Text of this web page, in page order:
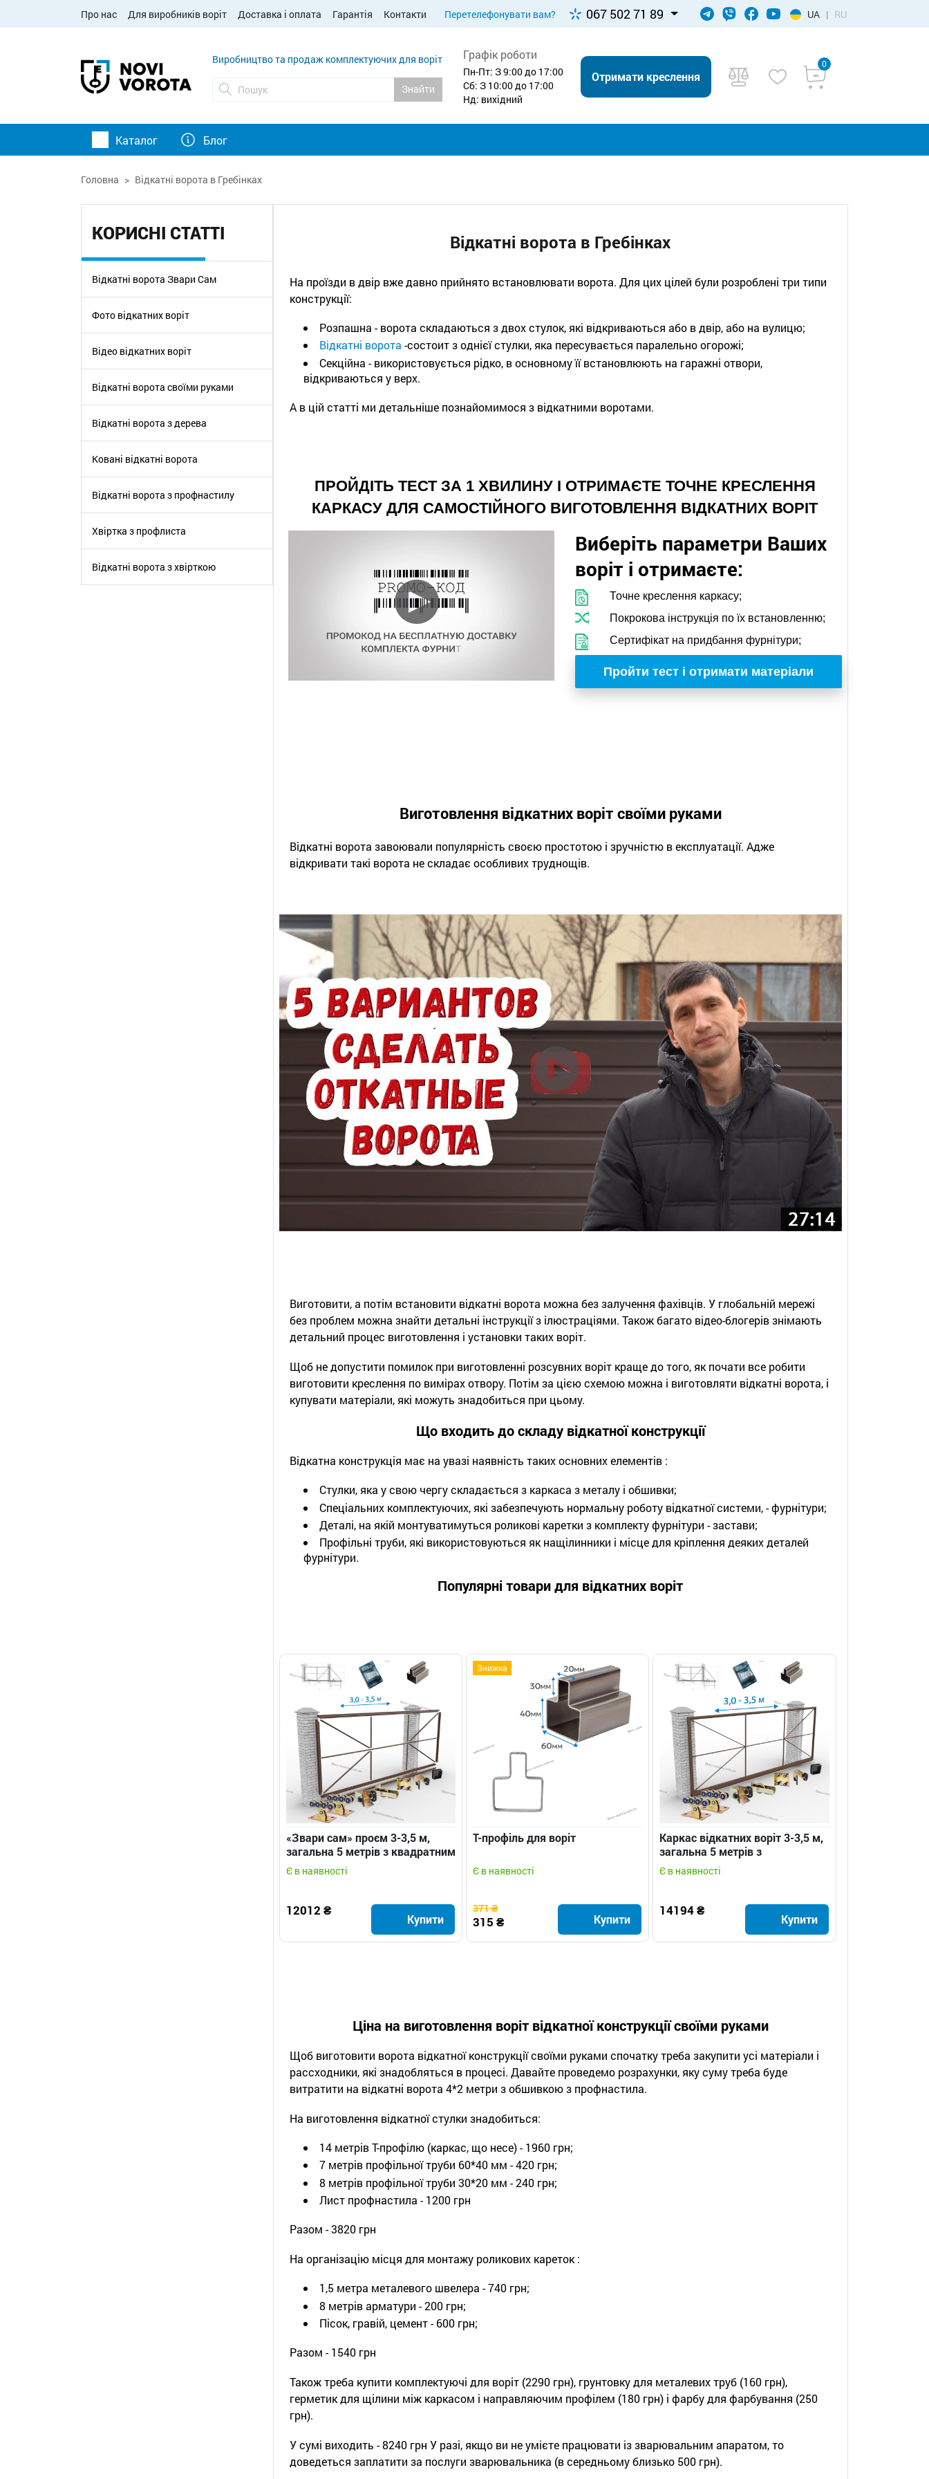
Про нас Для виробників воріт Доставка і оплата Гарантія Контакти Перетелефонувати вам? 067 502 71 89 UA | RU
Виробництво та продаж комплектуючих для воріт
Знайти
Графік роботи
Пн-Пт: З 9:00 до 17:00
Сб: З 10:00 до 17:00
Нд: вихідний
Отримати креслення
0
Каталог Блог
Головна Відкатні ворота в Гребінках
КОРИСНІ СТАТТІ
Відкатні ворота Звари Сам
Фото відкатних воріт
Відео відкатних воріт
Відкатні ворота своїми руками
Відкатні ворота з дерева
Ковані відкатні ворота
Відкатні ворота з профнастилу
Хвіртка з профлиста
Відкатні ворота з хвірткою
Відкатні ворота в Гребінках
На проїзди в двір вже давно прийнято встановлювати ворота. Для цих цілей були розроблені три типи
конструкції:
Розпашна - ворота складаються з двох стулок, які відкриваються або в двір, або на вулицю;
Відкатні ворота -состоит з однієї стулки, яка пересувається паралельно огорожі;
Секційна - використовується рідко, в основному її встановлюють на гаражні отвори,
відкриваються у верх.
А в цій статті ми детальніше познайомимося з відкатними воротами.
ПРОЙДІТЬ ТЕСТ ЗА 1 ХВИЛИНУ І ОТРИМАЄТЕ ТОЧНЕ КРЕСЛЕННЯ
КАРКАСУ ДЛЯ САМОСТІЙНОГО ВИГОТОВЛЕННЯ ВІДКАТНИХ ВОРІТ
Виберіть параметри Ваших
воріт і отримаєте:
Точне креслення каркасу;
Покрокова інструкція по їх встановленню;
Сертифікат на придбання фурнітури;
Пройти тест і отримати матеріали
Виготовлення відкатних воріт своїми руками
Відкатні ворота завоювали популярність своєю простотою і зручністю в експлуатації. Адже
відкривати такі ворота не складає особливих труднощів.
Виготовити, а потім встановити відкатні ворота можна без залучення фахівців. У глобальній мережі
без проблем можна знайти детальні інструкції з ілюстраціями. Також багато відео-блогерів знімають
детальний процес виготовлення і установки таких воріт.
Щоб не допустити помилок при виготовленні розсувних воріт краще до того, як почати все робити
виготовити креслення по вимірах отвору. Потім за цією схемою можна і виготовляти відкатні ворота, і
купувати матеріали, які можуть знадобиться при цьому.
Що входить до складу відкатної конструкції
Відкатна конструкція має на увазі наявність таких основних елементів :
Стулки, яка у свою чергу складається з каркаса з металу і обшивки;
Спеціальних комплектуючих, які забезпечують нормальну роботу відкатної системи, - фурнітури;
Деталі, на якій монтуватимуться роликові каретки з комплекту фурнітури - застави;
Профільні труби, які використовуються як нащілинники і місце для кріплення деяких деталей
фурнітури.
Популярні товари для відкатних воріт
«Звари сам» проєм 3-3,5 м,
загальна 5 метрів з квадратним
хвостовиком - відкатні ворота
Є в наявності
12012 ₴
Купити
Знижка
Т-профіль для воріт
Є в наявності
371 ₴
315 ₴ Купити
Каркас відкатних воріт 3-3,5 м,
загальна 5 метрів з
квадратною противагою
Є в наявності
14194 ₴
Купити
Ціна на виготовлення воріт відкатної конструкції своїми руками
Щоб виготовити ворота відкатної конструкції своїми руками спочатку треба закупити усі матеріали і
рассходники, які знадобляться в процесі. Давайте проведемо розрахунки, яку суму треба буде
витратити на відкатні ворота 4*2 метри з обшивкою з профнастила.
На виготовлення відкатної стулки знадобиться:
14 метрів Т-профілю (каркас, що несе) - 1960 грн;
7 метрів профільної труби 60*40 мм - 420 грн;
8 метрів профільної труби 30*20 мм - 240 грн;
Лист профнастила - 1200 грн
Разом - 3820 грн
На організацію місця для монтажу роликових кареток :
1,5 метра металевого швелера - 740 грн;
8 метрів арматури - 200 грн;
Пісок, гравій, цемент - 600 грн;
Разом - 1540 грн
Також треба купити комплектуючі для воріт (2290 грн), грунтовку для металевих труб (160 грн),
герметик для щілини між каркасом і направляючим профілем (180 грн) і фарбу для фарбування (250
грн).
У сумі виходить - 8240 грн У разі, якщо ви не умієте працювати із зварювальним апаратом, то
доведеться заплатити за послуги зварювальника (в середньому близько 500 грн).